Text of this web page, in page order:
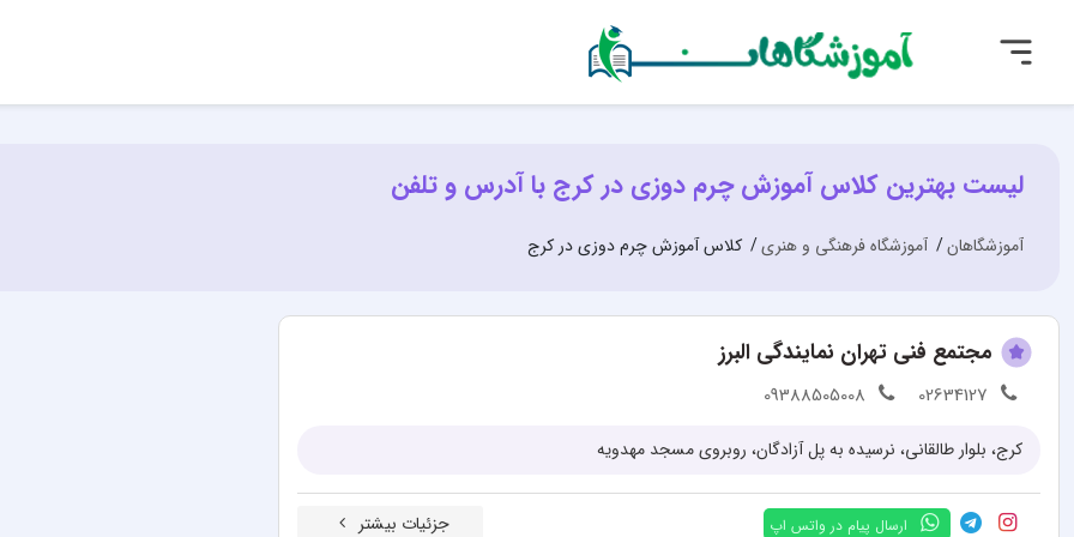
لیست بهترین کلاس آموزش چرم دوزی در کرج با آدرس و تلفن
آموزشگاهان آموزشگاه فرهنگی و هنری کلاس آموزش چرم دوزی در کرج
مجتمع فنی تهران نمایندگی البرز
02634127
09388505008
کرج، بلوار طالقانی، نرسیده به پل آزادگان، روبروی مسجد مهدویه
ارسال پیام در واتس اپ جزئیات بیشتر